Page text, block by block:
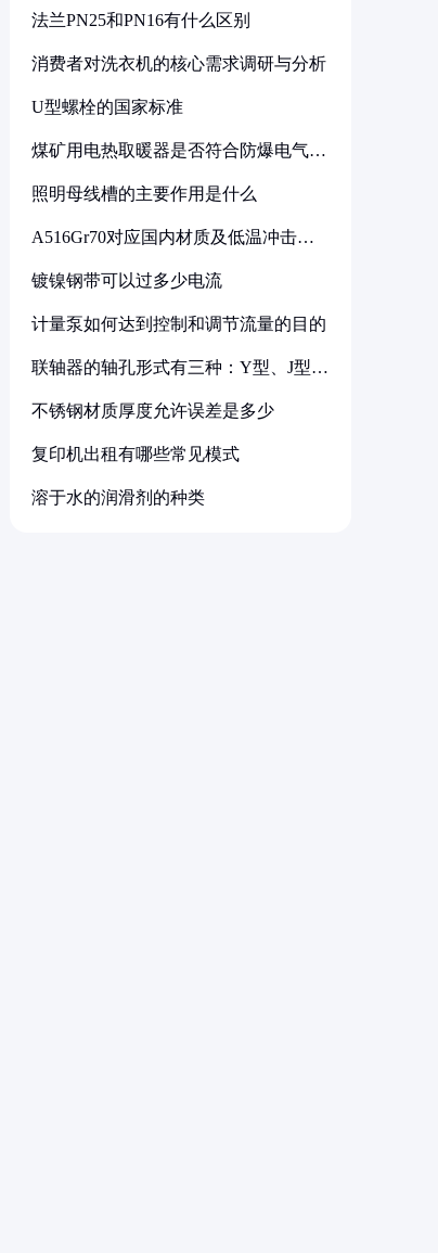
法兰PN25和PN16有什么区别
消费者对洗衣机的核心需求调研与分析
U型螺栓的国家标准
煤矿用电热取暖器是否符合防爆电气设
照明母线槽的主要作用是什么
A516Gr70对应国内材质及低温冲击要
镀镍钢带可以过多少电流
计量泵如何达到控制和调节流量的目的
联轴器的轴孔形式有三种：Y型、J型、
不锈钢材质厚度允许误差是多少
复印机出租有哪些常见模式
溶于水的润滑剂的种类